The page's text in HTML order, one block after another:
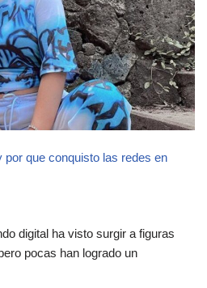
que conquisto las redes en
digital ha visto surgir a figuras
pocas han logrado un